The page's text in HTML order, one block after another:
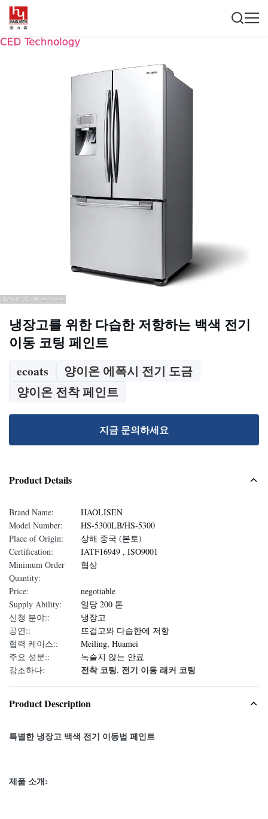
냉장고를 위한 다습한 저항하는 백색 전기
이동 코팅 페인트
ecoats
양이온 에폭시 전기 도금
양이온 전착 페인트
지금 문의하세요
Product Details
Brand Name:
HAOLISEN
Model Number:
HS-5300LB/HS-5300
Place of Origin:
상해 중국 (본토)
Certification:
IATF16949 , ISO9001
Minimum Order
Quantity:
협상
Price:
negotiable
Supply Ability:
일당 200 톤
신청 분야::
냉장고
공연::
뜨겁고와 다습한에 저항
협력 케이스::
Meiling, Huamei
주요 성분::
녹슬지 않는 안료
강조하다:
전착 코팅, 전기 이동 래커 코팅
Product Description
특별한 냉장고 백색 전기 이동법 페인트
제품 소개: